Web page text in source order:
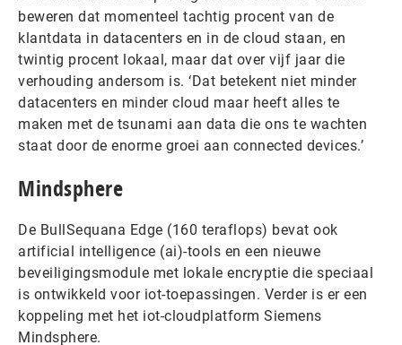
beweren dat momenteel tachtig procent van de
klantdata in datacenters en in de cloud staan, en
twintig procent lokaal, maar dat over vijf jaar die
verhouding andersom is. ‘Dat betekent niet minder
datacenters en minder cloud maar heeft alles te
maken met de tsunami aan data die ons te wachten
staat door de enorme groei aan connected devices.’
Mindsphere
De BullSequana Edge (160 teraflops) bevat ook
artificial intelligence (ai)-tools en een nieuwe
beveiligingsmodule met lokale encryptie die speciaal
is ontwikkeld voor iot-toepassingen. Verder is er een
koppeling met het iot-cloudplatform Siemens
Mindsphere.